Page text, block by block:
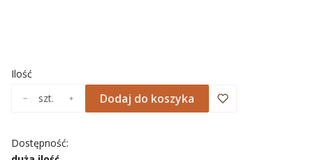
Ilość
szt.
Dodaj do koszyka
Dostępność: